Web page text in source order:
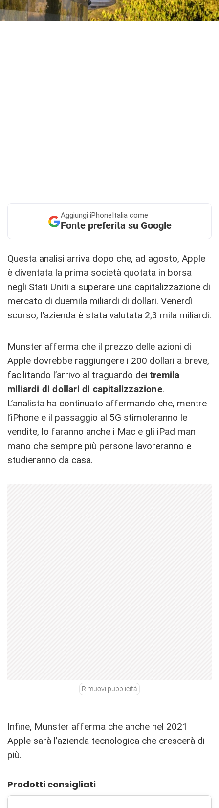
Aggiungi iPhoneItalia come
Fonte preferita su Google
Questa analisi arriva dopo che, ad agosto, Apple
è diventata la prima società quotata in borsa
negli Stati Uniti a superare una capitalizzazione di
mercato di duemila miliardi di dollari. Venerdì
scorso, l’azienda è stata valutata 2,3 mila miliardi.
Munster afferma che il prezzo delle azioni di
Apple dovrebbe raggiungere i 200 dollari a breve,
facilitando l’arrivo al traguardo dei tremila
miliardi di dollari di capitalizzazione.
L’analista ha continuato affermando che, mentre
l’iPhone e il passaggio al 5G stimoleranno le
vendite, lo faranno anche i Mac e gli iPad man
mano che sempre più persone lavoreranno e
studieranno da casa.
Rimuovi pubblicità
Infine, Munster afferma che anche nel 2021
Apple sarà l’azienda tecnologica che crescerà di
più.
Prodotti consigliati